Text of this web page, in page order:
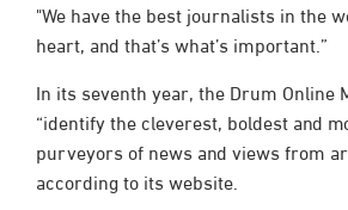
"We have the best journalists in the
heart, and that’s what’s important.”
In its seventh year, the Drum Online
“identify the cleverest, boldest and
purveyors of news and views from
according to its website.